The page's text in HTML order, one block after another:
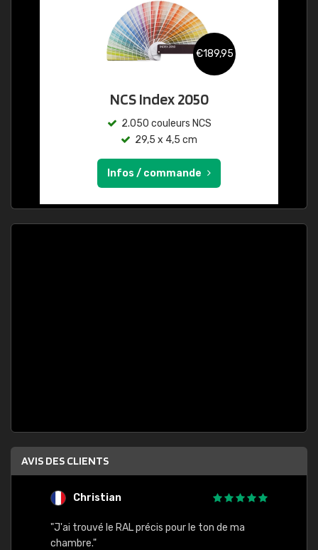
€189,95
NCS Index 2050
2.050 couleurs NCS
29,5 x 4,5 cm
Infos / commande
AVIS DES CLIENTS
Christian
"J'ai trouvé le RAL précis pour le ton de ma
chambre."